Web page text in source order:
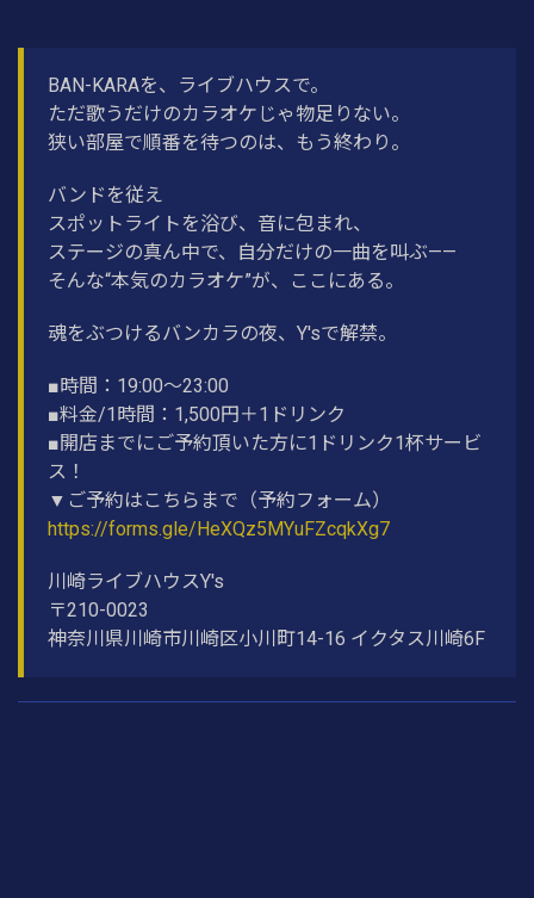
BAN-KARAを、ライブハウスで。
ただ歌うだけのカラオケじゃ物足りない。
狭い部屋で順番を待つのは、もう終わり。
バンドを従え
スポットライトを浴び、音に包まれ、
ステージの真ん中で、自分だけの一曲を叫ぶ——
そんな“本気のカラオケ”が、ここにある。
魂をぶつけるバンカラの夜、Y'sで解禁。
■時間：19:00〜23:00
■料金/1時間：1,500円＋1ドリンク
■開店までにご予約頂いた方に1ドリンク1杯サービ
ス！
▼ご予約はこちらまで（予約フォーム）
https://forms.gle/HeXQz5MYuFZcqkXg7
川崎ライブハウスY's
〒210-0023
神奈川県川崎市川崎区小川町14-16 イクタス川崎6F